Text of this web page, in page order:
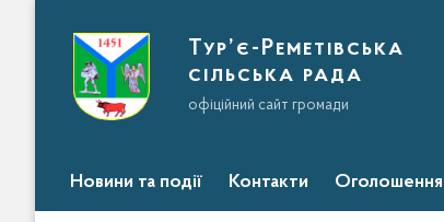
Тур’є-Реметівська
сільська рада
офіційний сайт громади
Новини та події Контакти Оголошення